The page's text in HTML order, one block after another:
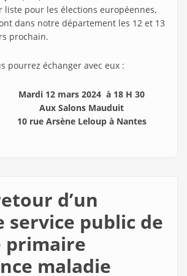
liste pour les élections européennes,
dans notre département les 12 et 13
prochain.
pourrez échanger avec eux :
Mardi 12 mars 2024 à 18 H 30
Aux Salons Mauduit
10 rue Arsène Leloup à Nantes
d’un
service public de
primaire
maladie